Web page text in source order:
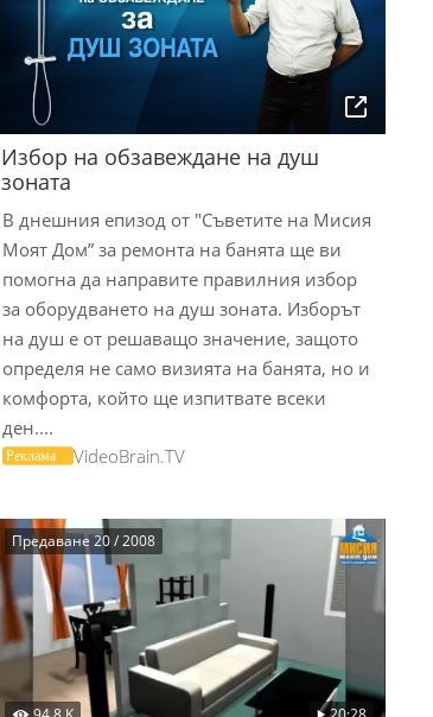
Избор на обзавеждане на душ
зоната
В днешния епизод от "Съветите на Мисия
Моят Дом” за ремонта на банята ще ви
помогна да направите правилния избор
за оборудването на душ зоната. Изборът
на душ е от решаващо значение, защото
определя не само визията на банята, но и
комфорта, който ще изпитвате всеки
ден....
VideoBrain.TV
Предаване 20 / 2008